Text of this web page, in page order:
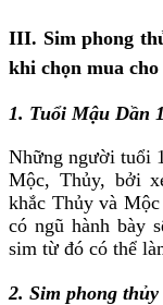
III. Sim phong
khi chọn mua
1. Tuổi Mậu Dần
Những người tuổi
Mộc, Thủy, bởi
khắc Thủy và
có ngũ hành bày
sim từ đó có thể
2. Sim phong